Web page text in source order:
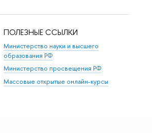
ПОЛЕЗНЫЕ ССЫЛКИ
Министерство науки и высшего
образования РФ
Министерство просвещения РФ
Массовые открытые онлайн-курсы